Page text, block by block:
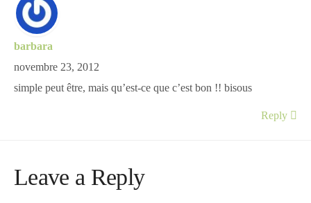
barbara
novembre 23, 2012
simple peut être, mais qu’est-ce que c’est bon !! bisous
Reply
Leave a Reply